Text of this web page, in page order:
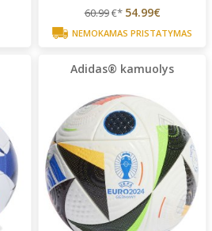
60.99€* 54.99€
NEMOKAMAS PRISTATYMAS
Adidas® kamuolys